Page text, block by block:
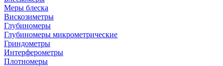
Меры блеска
Вискозиметры
Глубиномеры
Глубиномеры микрометрические
Гриндометры
Интерферометры
Плотномеры